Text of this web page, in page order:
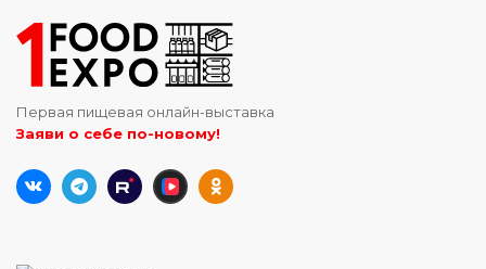
Первая пищевая онлайн-выставка
Заяви о себе по-новому!